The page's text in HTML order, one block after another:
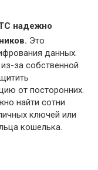
надежно
Это
данных.
за собственной
от посторонних.
найти сотни
ключей или
кошелька.